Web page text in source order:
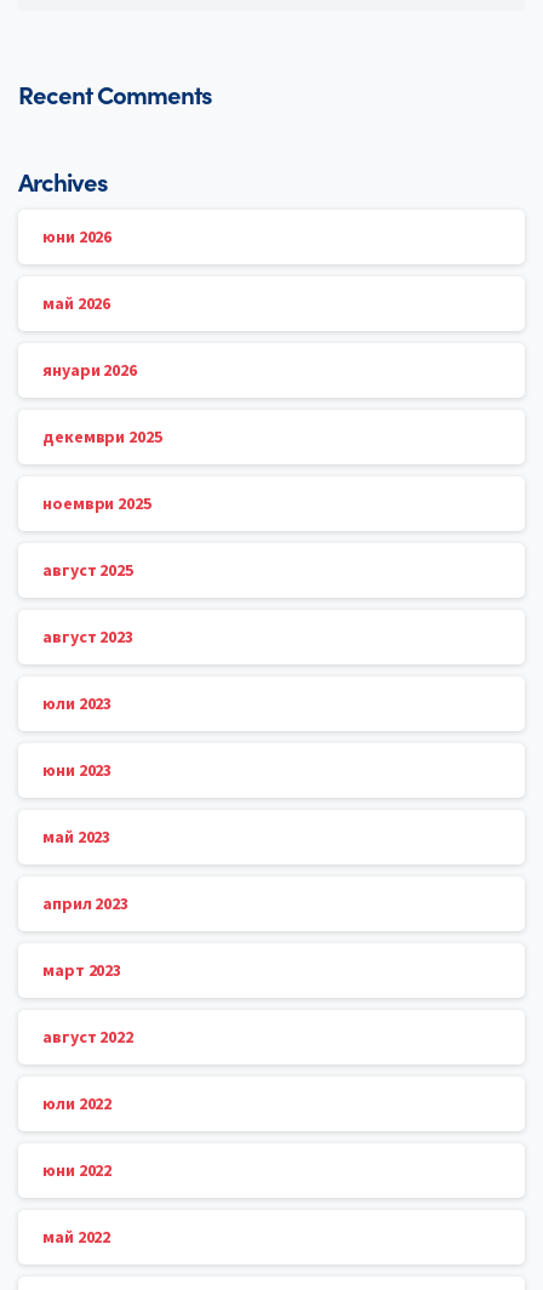
Recent Comments
Archives
юни 2026
май 2026
януари 2026
декември 2025
ноември 2025
август 2025
август 2023
юли 2023
юни 2023
май 2023
април 2023
март 2023
август 2022
юли 2022
юни 2022
май 2022